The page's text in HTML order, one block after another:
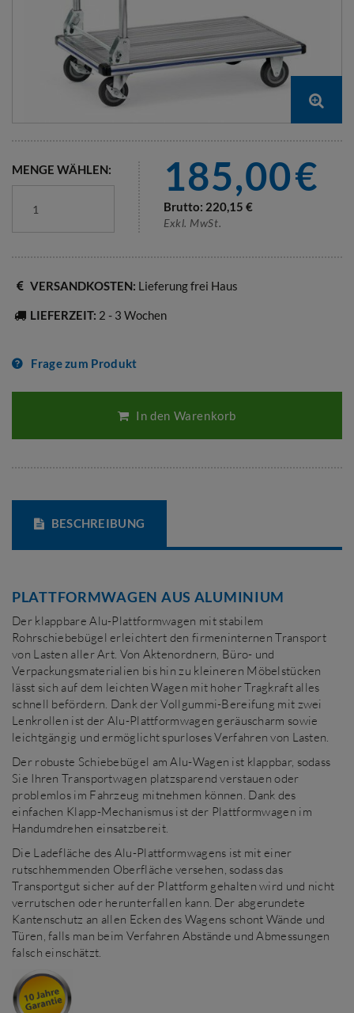
MENGE WÄHLEN: 185,00€
Brutto: 220,15 €
Exkl. MwSt.
VERSANDKOSTEN: Lieferung frei Haus
LIEFERZEIT: 2 - 3 Wochen
Frage zum Produkt
In den Warenkorb
BESCHREIBUNG
PLATTFORMWAGEN AUS ALUMINIUM
Der klappbare Alu-Plattformwagen mit stabilem
Rohrschiebebügel erleichtert den firmeninternen Transport
von Lasten aller Art. Von Aktenordnern, Büro- und
Verpackungsmaterialien bis hin zu kleineren Möbelstücken
lässt sich auf dem leichten Wagen mit hoher Tragkraft alles
schnell befördern. Dank der Vollgummi-Bereifung mit zwei
Lenkrollen ist der Alu-Plattformwagen geräuscharm sowie
leichtgängig und ermöglicht spurloses Verfahren von Lasten.
Der robuste Schiebebügel am Alu-Wagen ist klappbar, sodass
Sie Ihren Transportwagen platzsparend verstauen oder
problemlos im Fahrzeug mitnehmen können. Dank des
einfachen Klapp-Mechanismus ist der Plattformwagen im
Handumdrehen einsatzbereit.
Die Ladefläche des Alu-Plattformwagens ist mit einer
rutschhemmenden Oberfläche versehen, sodass das
Transportgut sicher auf der Plattform gehalten wird und nicht
verrutschen oder herunterfallen kann. Der abgerundete
Kantenschutz an allen Ecken des Wagens schont Wände und
Türen, falls man beim Verfahren Abstände und Abmessungen
falsch einschätzt.